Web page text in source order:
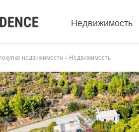
Недвижимость
недвижимости Недвижимость